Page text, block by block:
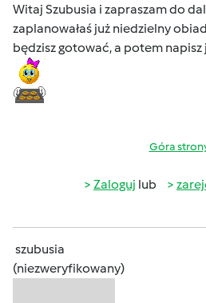
Witaj Szubusia i zapraszam do
zaplanowałaś już niedzielny
będzisz gotować, a potem napisz
Góra
Zaloguj lub
szubusia
(niezweryfikowany)